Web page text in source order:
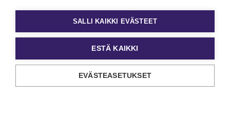
Yhteinen toimintamalli ja kulttuuri
Räätälöimme organisaationne kokoon ja tarpeisiin sopivan
kokonaisuuden. Olemme toteuttaneet
tuhansien henkilöiden organisaatioihin. Toteutamme
valmennuksia livenä, etätoteutuksina ja pelillistetyillä
SALLI KAIKKI EVÄSTEET
ESTÄ KAIKKI
EVÄSTEASETUKSET